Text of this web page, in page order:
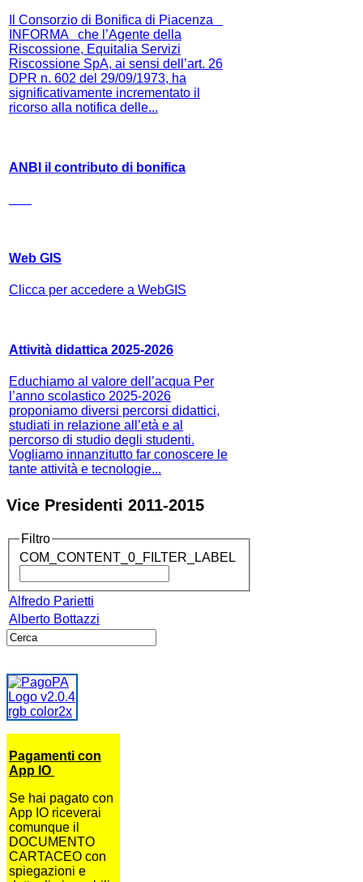
Il Consorzio di Bonifica di Piacenza
INFORMA che l’Agente della
Riscossione, Equitalia Servizi
Riscossione SpA, ai sensi dell’art. 26
DPR n. 602 del 29/09/1973, ha
significativamente incrementato il
ricorso alla notifica delle...
ANBI il contributo di bonifica
Web GIS
Clicca per accedere a WebGIS
Attività didattica 2025-2026
Educhiamo al valore dell’acqua Per
l’anno scolastico 2025-2026
proponiamo diversi percorsi didattici,
studiati in relazione all’età e al
percorso di studio degli studenti.
Vogliamo innanzitutto far conoscere le
tante attività e tecnologie...
Vice Presidenti 2011-2015
Filtro
COM_CONTENT_0_FILTER_LABEL
Alfredo Parietti
Alberto Bottazzi
Pagamenti con
App IO
Se hai pagato con
App IO riceverai
comunque il
DOCUMENTO
CARTACEO con
spiegazioni e